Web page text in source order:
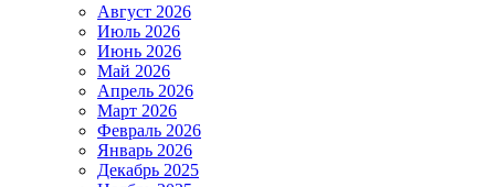
Август 2026
Июль 2026
Июнь 2026
Май 2026
Апрель 2026
Март 2026
Февраль 2026
Январь 2026
Декабрь 2025